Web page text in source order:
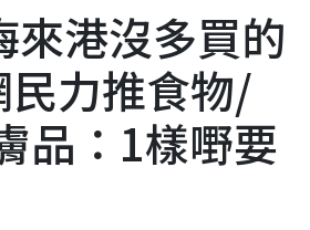
來港沒多買的
力推食物/
品：1樣嘢要